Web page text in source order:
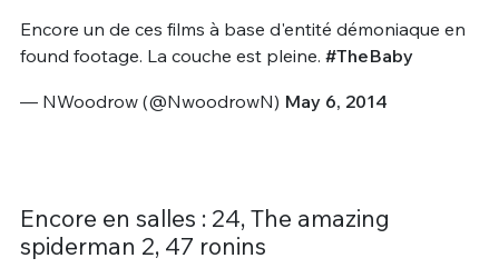
Encore un de ces films à base d'entité démoniaque en
found footage. La couche est pleine. #TheBaby
— NWoodrow (@NwoodrowN) May 6, 2014
Encore en salles : 24, The amazing
spiderman 2, 47 ronins